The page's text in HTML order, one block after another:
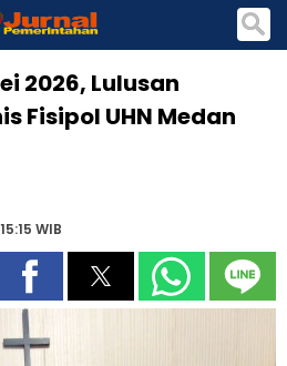
2026, Lulusan
Fisipol UHN Medan
WIB